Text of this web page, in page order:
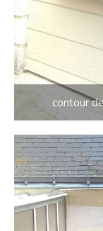
contour